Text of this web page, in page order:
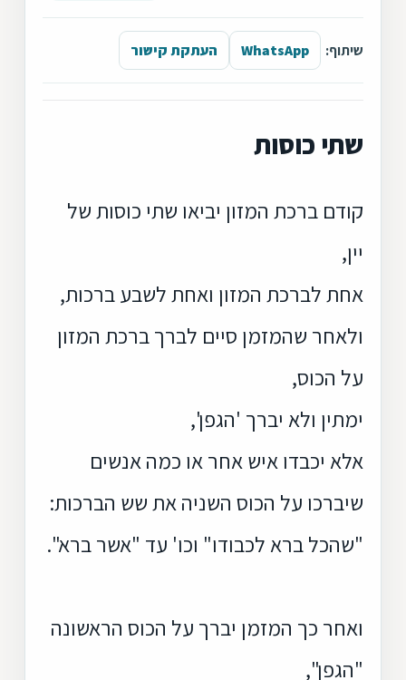
שיתוף: WhatsApp העתקת קישור
שתי כוסות
קודם ברכת המזון יביאו שתי כוסות של
יין,
אחת לברכת המזון ואחת לשבע ברכות,
ולאחר שהמזמן סיים לברך ברכת המזון
על הכוס,
ימתין ולא יברך 'הגפן',
אלא יכבדו איש אחר או כמה אנשים
שיברכו על הכוס השניה את שש הברכות:
"שהכל ברא לכבודו" וכו' עד "אשר ברא".
ואחר כך המזמן יברך על הכוס הראשונה
"הגפן",